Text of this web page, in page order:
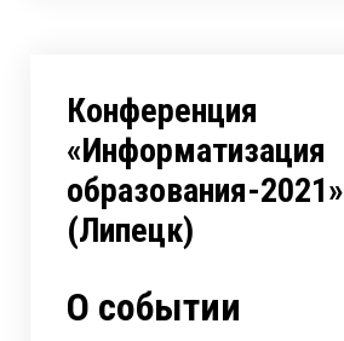
Конференция
«Информатизация
образования-2021»
(Липецк)
О событии